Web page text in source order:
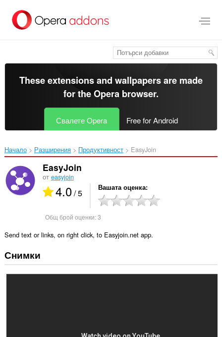
главното
съдържание
These extensions and wallpapers are made
for theOpera browser.
Свалете Opera Free for Android
Начало Разширения Продуктивност EasyJoin‎
EasyJoin
от easyjoin
4.0/ 5 Вашата оценка
Общ брой оценки:3
Send text or links, on right click, to Easyjoin.net app.
Снимки